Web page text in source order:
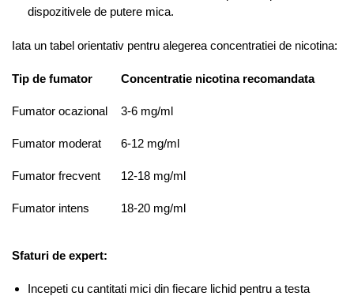
dispozitivele de putere mica.
Iata un tabel orientativ pentru alegerea concentratiei de nicotina:
Tip de fumator Concentratie nicotina recomandata
Fumator ocazional 3-6 mg/ml
Fumator moderat 6-12 mg/ml
Fumator frecvent 12-18 mg/ml
Fumator intens 18-20 mg/ml
Sfaturi de expert:
Incepeti cu cantitati mici din fiecare lichid pentru a testa